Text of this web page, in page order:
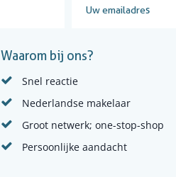
Waarom bij ons?
Snel reactie
Nederlandse makelaar
Groot netwerk; one-stop-shop
Persoonlijke aandacht